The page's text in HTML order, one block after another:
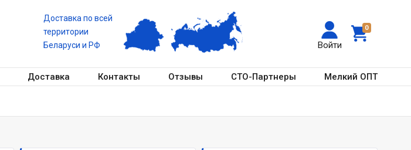
0
Войти
Доставка по всей
территории
Беларуси и РФ
Доставка Контакты Отзывы СТО-Партнеры Мелкий ОПТ